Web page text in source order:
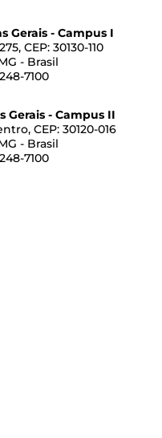
Gerais - Campus I
CEP: 30130-110
- Brasil
7100
Gerais - Campus II
CEP: 30120-016
- Brasil
7100